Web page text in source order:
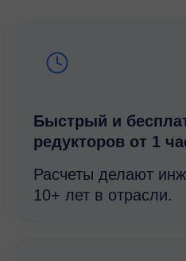
Быстрый и
редукторов от 1
Расчеты делают
10+ лет в отрасли.